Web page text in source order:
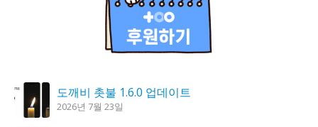
도깨비 촛불 1.6.0 업데이트
2026년 7월 23일